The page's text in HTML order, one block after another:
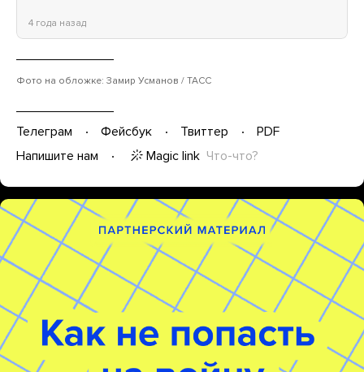
4 года назад
Фото на обложке: Замир Усманов / ТАСС
Телеграм Фейсбук Твиттер
PDF
Напишите нам
Magic link Что-что?